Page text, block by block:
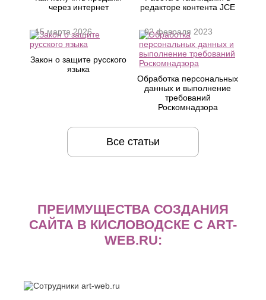
через интернет
редакторе контента JCE
Закон о защите русского
языка
15 марта 2026
Обработка персональных
данных и выполнение
требований
Роскомнадзора
02 февраля 2023
Все статьи
ПРЕИМУЩЕСТВА СОЗДАНИЯ
САЙТА В КИСЛОВОДСКЕ С ART-
WEB.RU: